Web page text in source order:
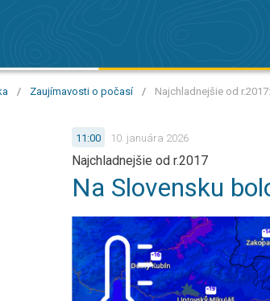
/ Zaujímavosti o počasí / Najchladnejšie od
11:00 10. januára 2026
Najchladnejšie od r.2017
Na Slovensku